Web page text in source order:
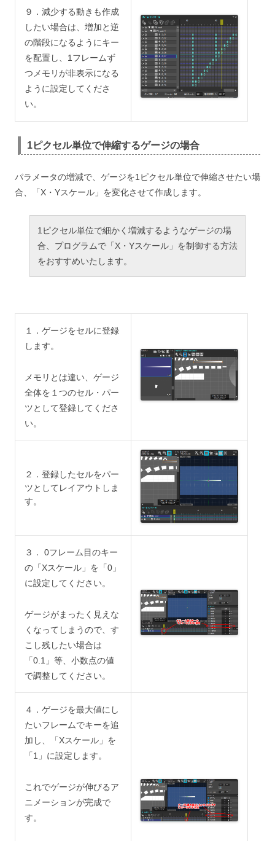
９．減少する動きも作成
したい場合は、増加と逆
の階段になるようにキー
を配置し、1フレームず
つメモリが非表示になる
ように設定してくださ
い。
1ピクセル単位で伸縮するゲージの場合
パラメータの増減で、ゲージを1ピクセル単位で伸縮させたい場
合、「X・Yスケール」を変化させて作成します。
1ピクセル単位で細かく増減するようなゲージの場
合、プログラムで「X・Yスケール」を制御する方法
をおすすめいたします。
１．ゲージをセルに登録
します。
メモリとは違い、ゲージ
全体を１つのセル・パー
ツとして登録してくださ
い。
２．登録したセルをパー
ツとしてレイアウトしま
す。
３． 0フレーム目のキー
の「Xスケール」を「0」
に設定してください。
ゲージがまったく見えな
くなってしまうので、す
こし残したい場合は
「0.1」等、小数点の値
で調整してください。
４．ゲージを最大値にし
たいフレームでキーを追
加し、「Xスケール」を
「1」に設定します。
これでゲージが伸びるア
ニメーションが完成で
す。